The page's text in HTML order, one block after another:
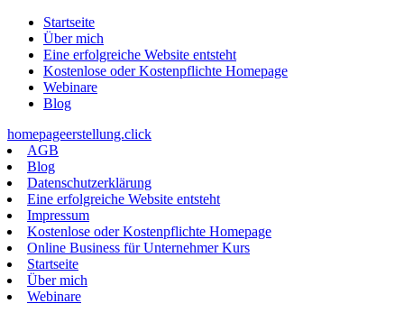
Zum
Inhalt
springen
Startseite
Über mich
Eine erfolgreiche Website entsteht
Kostenlose oder Kostenpflichte Homepage
Webinare
Blog
homepageerstellung.click
AGB
Blog
Datenschutzerklärung
Eine erfolgreiche Website entsteht
Impressum
Kostenlose oder Kostenpflichte Homepage
Online Business für Unternehmer Kurs
Startseite
Über mich
Webinare